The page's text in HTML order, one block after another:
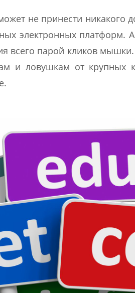
не принести никакого
электронных платформ.
всего парой кликов
и ловушкам от крупных